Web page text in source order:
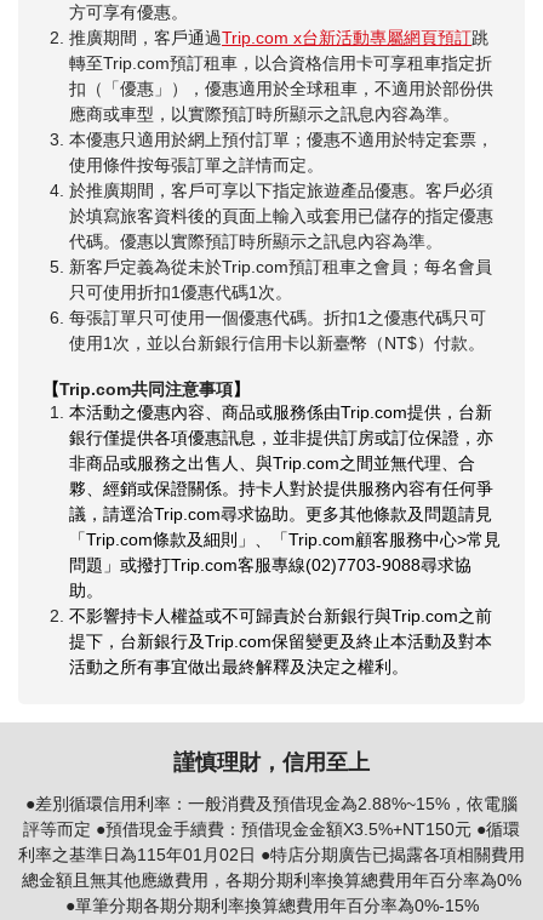
方可享有優惠。
推廣期間，客戶通過Trip.com x台新活動專屬網頁預訂跳
轉至Trip.com預訂租車，以合資格信用卡可享租車指定折
扣（「優惠」），優惠適用於全球租車，不適用於部份供
應商或車型，以實際預訂時所顯示之訊息內容為準。
本優惠只適用於網上預付訂單；優惠不適用於特定套票，
使用條件按每張訂單之詳情而定。
於推廣期間，客戶可享以下指定旅遊產品優惠。客戶必須
於填寫旅客資料後的頁面上輸入或套用已儲存的指定優惠
代碼。優惠以實際預訂時所顯示之訊息內容為準。
新客戶定義為從未於Trip.com預訂租車之會員；每名會員
只可使用折扣1優惠代碼1次。
每張訂單只可使用一個優惠代碼。折扣1之優惠代碼只可
使用1次，並以台新銀行信用卡以新臺幣（NT$）付款。
【Trip.com共同注意事項】
本活動之優惠內容、商品或服務係由Trip.com提供，台新
銀行僅提供各項優惠訊息，並非提供訂房或訂位保證，亦
非商品或服務之出售人、與Trip.com之間並無代理、合
夥、經銷或保證關係。持卡人對於提供服務內容有任何爭
議，請逕洽Trip.com尋求協助。更多其他條款及問題請見
「Trip.com條款及細則」、「Trip.com顧客服務中心>常見
問題」或撥打Trip.com客服專線(02)7703-9088尋求協
助。
不影響持卡人權益或不可歸責於台新銀行與Trip.com之前
提下，台新銀行及Trip.com保留變更及終止本活動及對本
活動之所有事宜做出最終解釋及決定之權利。
謹慎理財，信用至上
●差別循環信用利率：一般消費及預借現金為2.88%~15%，依電腦
評等而定 ●預借現金手續費：預借現金金額X3.5%+NT150元 ●循環
利率之基準日為115年01月02日 ●特店分期廣告已揭露各項相關費用
總金額且無其他應繳費用，各期分期利率換算總費用年百分率為0%
●單筆分期各期分期利率換算總費用年百分率為0%-15%